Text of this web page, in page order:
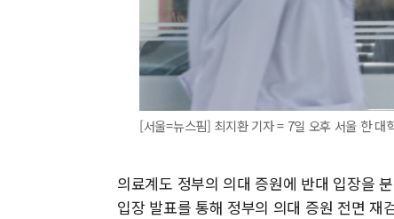
[서울=뉴스핌] 최지환 기자 = 7일 오후 서울 한
의료계도 정부의 의대 증원에 반대 입장을
입장 발표를 통해 정부의 의대 증원 전면 재